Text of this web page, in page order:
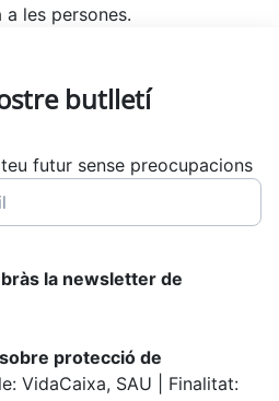
les persones.
butlletí
futur sense preocupacions
la newsletter de
protecció de
VidaCaixa, SAU | Finalitat: